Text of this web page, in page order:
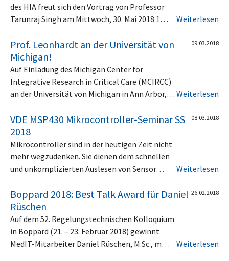
des HIA freut sich den Vortrag von Professor
Tarunraj Singh am Mittwoch, 30. Mai 2018 1…
Weiterlesen
Prof. Leonhardt an der Universität von
Michigan!
09.03.2018
Auf Einladung des Michigan Center for
Integrative Research in Critical Care (MCIRCC)
an der Universität von Michigan in Ann Arbor,… Weiterlesen
VDE MSP430 Mikrocontroller-Seminar SS
2018
08.03.2018
Mikrocontroller sind in der heutigen Zeit nicht
mehr wegzudenken. Sie dienen dem schnellen
und unkomplizierten Auslesen von Sensor…
Weiterlesen
Boppard 2018: Best Talk Award für Daniel
Rüschen
26.02.2018
Auf dem 52. Regelungstechnischen Kolloquium
in Boppard (21. – 23. Februar 2018) gewinnt
MedIT-Mitarbeiter Daniel Rüschen, M.Sc., m…
Weiterlesen